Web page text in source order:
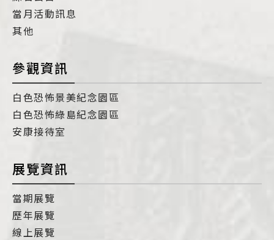
當月活動訊息
其他
參觀資訊
白色恐怖景美紀念園區
白色恐怖綠島紀念園區
安康接待室
展覽資訊
當期展覽
歷年展覽
線上展覽